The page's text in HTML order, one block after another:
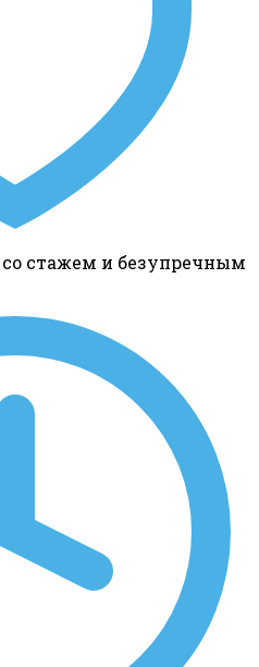
стажем и безупречным